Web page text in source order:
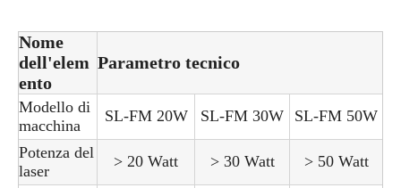
Nome
dell'elem
ento
Parametro tecnico
Modello di
macchina
SL-FM 20W SL-FM 30W SL-FM 50W
Potenza del
laser
> 20 Watt > 30 Watt > 50 Watt